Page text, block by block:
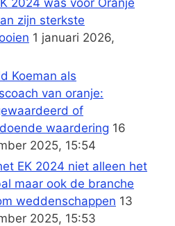
zijn sterkste
1 januari 2026,
Koeman als
van oranje:
of
waardering 16
2025, 15:54
EK 2024 niet alleen het
maar ook de branche
weddenschappen 13
2025, 15:53